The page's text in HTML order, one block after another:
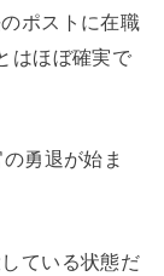
ポストに在職
はほぼ確実で
勇退が始ま
ている状態だ